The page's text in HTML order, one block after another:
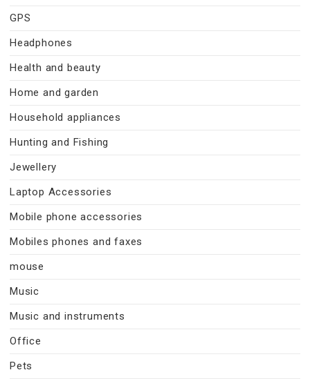
GPS
Headphones
Health and beauty
Home and garden
Household appliances
Hunting and Fishing
Jewellery
Laptop Accessories
Mobile phone accessories
Mobiles phones and faxes
mouse
Music
Music and instruments
Office
Pets